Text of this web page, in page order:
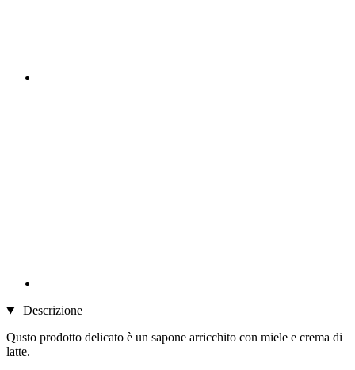
Descrizione
Qusto prodotto delicato è un sapone arricchito con miele e crema di
latte.